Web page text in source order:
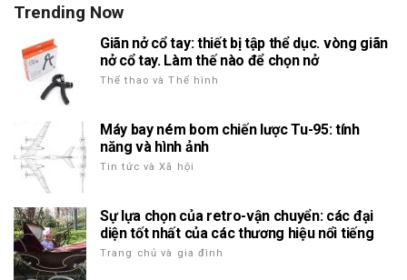
Trending Now
Giãn nở cổ tay: thiết bị tập thể dục. vòng giãn
nở cổ tay. Làm thế nào để chọn nở
Thể thao và Thể hình
Máy bay ném bom chiến lược Tu-95: tính
năng và hình ảnh
Tin tức và Xã hội
Sự lựa chọn của retro-vận chuyển: các đại
diện tốt nhất của các thương hiệu nổi tiếng
Trang chủ và gia đình